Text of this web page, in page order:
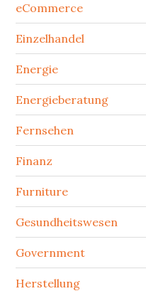
eCommerce
Einzelhandel
Energie
Energieberatung
Fernsehen
Finanz
Furniture
Gesundheitswesen
Government
Herstellung